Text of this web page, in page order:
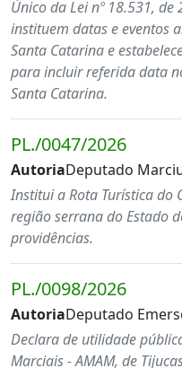
Único da Lei nº 18.531,
instituem datas e eventos
Santa Catarina e
para incluir referida data
Santa Catarina.
PL./0047/2026
AutoriaDeputado
Institui a Rota Turística do
região serrana do Estado
providências.
PL./0098/2026
AutoriaDeputado
Declara de utilidade
Marciais - AMAM, de